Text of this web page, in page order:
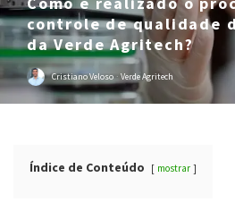
controle de qualidade
da Verde Agritech?
Cristiano Veloso · Verde Agritech
Índice de Conteúdo mostrar